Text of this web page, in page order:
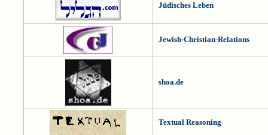
Jüdisches Leben
Jewish-Christian-Relations
shoa.de
Textual Reasoning